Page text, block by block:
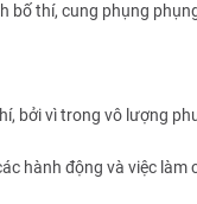
bố thí, cung phụng
bởi vì trong vô lượng
hành động và việc làm